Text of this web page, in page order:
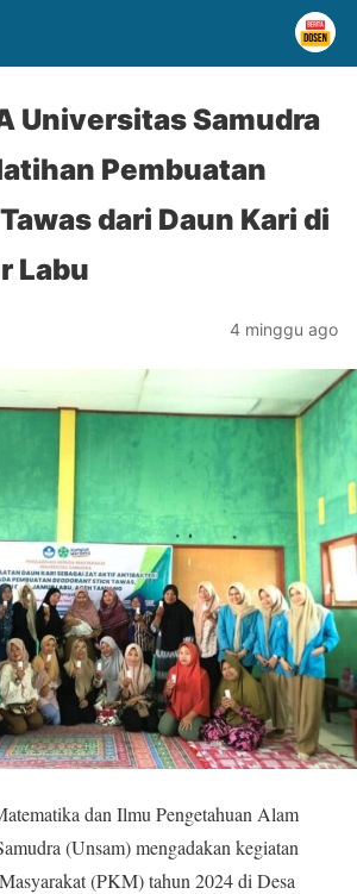
Universitas Samudra
Pembuatan
dari Daun Kari di
Labu
4 minggu ago
dan Ilmu Pengetahuan Alam
(Unsam) mengadakan kegiatan
(PKM) tahun 2024 di Desa